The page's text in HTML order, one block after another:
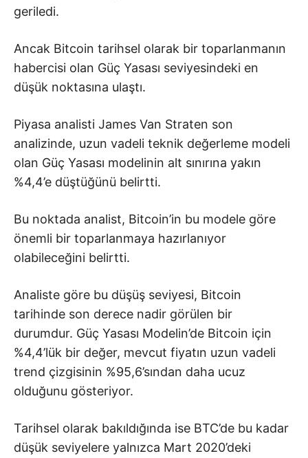
geriledi.
Ancak Bitcoin tarihsel olarak bir toparlanmanın
habercisi olan Güç Yasası seviyesindeki en
düşük noktasına ulaştı.
Piyasa analisti James Van Straten son
analizinde, uzun vadeli teknik değerleme modeli
olan Güç Yasası modelinin alt sınırına yakın
%4,4’e düştüğünü belirtti.
Bu noktada analist, Bitcoin’in bu modele göre
önemli bir toparlanmaya hazırlanıyor
olabileceğini belirtti.
Analiste göre bu düşüş seviyesi, Bitcoin
tarihinde son derece nadir görülen bir
durumdur. Güç Yasası Modelin’de Bitcoin için
%4,4’lük bir değer, mevcut fiyatın uzun vadeli
trend çizgisinin %95,6’sından daha ucuz
olduğunu gösteriyor.
Tarihsel olarak bakıldığında ise BTC’de bu kadar
düşük seviyelere yalnızca Mart 2020’deki